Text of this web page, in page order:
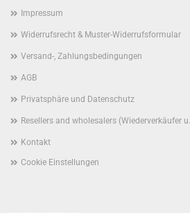
Impressum
Widerrufsrecht & Muster-Widerrufsformular
Versand-, Zahlungsbedingungen
AGB
Privatsphäre und Datenschutz
Resellers and wholesalers (Wiederverkäufer
Kontakt
Cookie Einstellungen